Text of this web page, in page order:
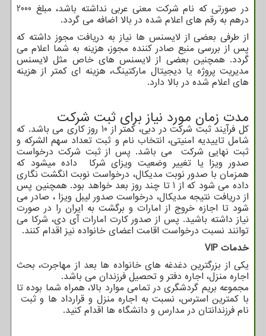
در صورتی که نام شرکت معنی عربی نداشته باشد، مبلغ 2000
درهم به رقم های اعلام شده در بالا اضافه می گردد.
از طرفی بعضی از لایسنس ها نیاز به دریافت مجوز داشته که
پس از بررسی منبع صادر کننده مجوز، هزینه به شما اعلام می
گردد. همچنین بعضی از لایسنس های خاص مثل لایسنس
مدیریت پروژه یا دیجیتال مارکتینگ، هزینه ای کمتر از هزینه
های اعلام شده در بالا دارد.
مدت زمان مورد نیاز برای ثبت شرکت
کل فرآیند ثبت شرکت در دبی، کمتر از 10 روز کاری می باشد. که
شامل تاییدیه امنیتی، انتخاب نام و ثبت تعداد سهم الشرکه و
ثبت نهایی شرکت می باشد. پس از ثبت شرکت درخواست
صدور ویزا یا تغییر وضعیت ویزای شرکا داده میشود که
همزمان با صدور نوبت مدیکال، درخواست نوبت انگشت نگاری
داده می شود که از 1 تا چند روز بعد خواهد بود. همچنین پس
از دریافت نتیجه مدیکال، درخواست صدور لیبل ویزا ، صادر می
شود تا اجازه خروج از امارات و برگشت به ایران را در صورت
نیاز داشته باشید. پس از صدور کارت امارات آی دی، شرکا می
توانند نسبت درخواست اقامت اعضای خانواده نیز اقدام کنند.
خدمات VIP
یکی از بزرگترین دغدغه های خانواده ها بعد از مهاجرت، بحث
اجاره منزل، اجاره دفتر و تحصیل فرزندان می باشد.
مجموعه بریم گردشگری در تمامی موارد بالا، همراه شما بوده تا
با کمترین استرس، نسبت به اجاره منزل و قرارداد ها و ثبت
نام فرزندانتان در مدارس و دانشگاه ها اقدام کنید.